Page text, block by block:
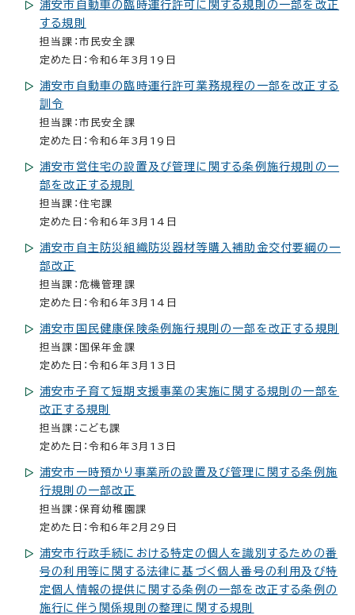
浦安市自動車の臨時運行許可に関する規則の一部を改正
する規則
担当課：市民安全課
定めた日：令和6年3月19日
浦安市自動車の臨時運行許可業務規程の一部を改正する
訓令
担当課：市民安全課
定めた日：令和6年3月19日
浦安市営住宅の設置及び管理に関する条例施行規則の一
部を改正する規則
担当課：住宅課
定めた日：令和6年3月14日
浦安市自主防災組織防災器材等購入補助金交付要綱の一
部改正
担当課：危機管理課
定めた日：令和6年3月14日
浦安市国民健康保険条例施行規則の一部を改正する規則
担当課：国保年金課
定めた日：令和6年3月13日
浦安市子育て短期支援事業の実施に関する規則の一部を
改正する規則
担当課：こども課
定めた日：令和6年3月13日
浦安市一時預かり事業所の設置及び管理に関する条例施
行規則の一部改正
担当課：保育幼稚園課
定めた日：令和6年2月29日
浦安市行政手続における特定の個人を識別するための番
号の利用等に関する法律に基づく個人番号の利用及び特
定個人情報の提供に関する条例の一部を改正する条例の
施行に伴う関係規則の整理に関する規則